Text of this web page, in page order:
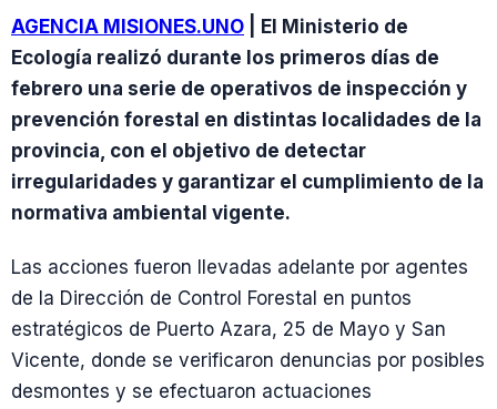
AGENCIA MISIONES.UNO | El Ministerio de
Ecología realizó durante los primeros días de
febrero una serie de operativos de inspección y
prevención forestal en distintas localidades de la
provincia, con el objetivo de detectar
irregularidades y garantizar el cumplimiento de la
normativa ambiental vigente.
Las acciones fueron llevadas adelante por agentes
de la Dirección de Control Forestal en puntos
estratégicos de Puerto Azara, 25 de Mayo y San
Vicente, donde se verificaron denuncias por posibles
desmontes y se efectuaron actuaciones